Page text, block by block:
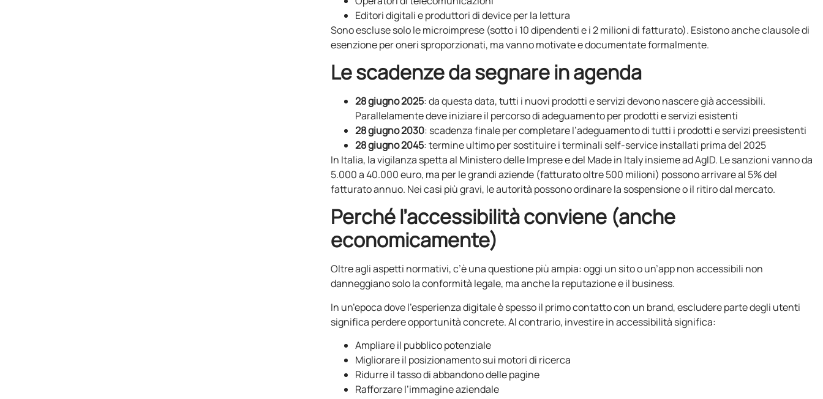
Editori digitali e produttori di device per la lettura
Sono escluse solo le microimprese (sotto i 10 dipendenti e i 2 milioni di fatturato). Esistono anche clausole di
esenzione per oneri sproporzionati, ma vanno motivate e documentate formalmente.
Le scadenze da segnare in agenda
28 giugno 2025: da questa data, tutti i nuovi prodotti e servizi devono nascere già accessibili.
Parallelamente deve iniziare il percorso di adeguamento per prodotti e servizi esistenti
28 giugno 2030: scadenza finale per completare l’adeguamento di tutti i prodotti e servizi preesistenti
28 giugno 2045: termine ultimo per sostituire i terminali self-service installati prima del 2025
In Italia, la vigilanza spetta al Ministero delle Imprese e del Made in Italy insieme ad AgID. Le sanzioni vanno da
5.000 a 40.000 euro, ma per le grandi aziende (fatturato oltre 500 milioni) possono arrivare al 5% del
fatturato annuo. Nei casi più gravi, le autorità possono ordinare la sospensione o il ritiro dal mercato.
Perché l’accessibilità conviene (anche
economicamente)
Oltre agli aspetti normativi, c’è una questione più ampia: oggi un sito o un’app non accessibili non
danneggiano solo la conformità legale, ma anche la reputazione e il business.
In un’epoca dove l’esperienza digitale è spesso il primo contatto con un brand, escludere parte degli utenti
significa perdere opportunità concrete. Al contrario, investire in accessibilità significa:
Ampliare il pubblico potenziale
Migliorare il posizionamento sui motori di ricerca
Ridurre il tasso di abbandono delle pagine
Rafforzare l’immagine aziendale